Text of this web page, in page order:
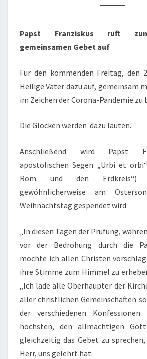
Papst Franziskus ruft
gemeinsamen Gebet auf
Für den kommenden Freitag, den
Heilige Vater dazu auf, gemeinsam
im Zeichen der Corona-Pandemie zu
Die Glocken werden dazu läuten.
Anschließend wird Papst
apostolischen Segen „Urbi et
Rom und den Erdkreis“)
gewöhnlicherweise am
Weihnachtstag gespendet wird.
„In diesen Tagen der Prüfung,
vor der Bedrohung durch die
möchte ich allen Christen
ihre Stimme zum Himmel zu
„Ich lade alle Oberhäupter der
aller christlichen Gemeinschaften
der verschiedenen
höchsten, den allmächtigen
gleichzeitig das Gebet zu sprechen,
Herr, uns gelehrt hat.